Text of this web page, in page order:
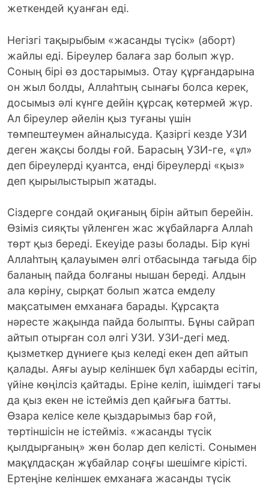
жеткендей қуанған еді.
Негізгі тақырыбым «жасанды түсік» (аборт)
жайлы еді. Біреулер балаға зар болып жүр.
Соның бірі өз достарымыз. Отау құрғандарына
он жыл болды, Аллаһтың сынағы болса керек,
досымыз әлі күнге дейін құрсақ көтермей жүр.
Ал біреулер әйелін қыз туғаны үшін
төмпештеумен айналысуда. Қазіргі кезде УЗИ
деген жақсы болды ғой. Барасың УЗИ-ге, «ұл»
деп біреулерді қуантса, енді біреулерді «қыз»
деп қырылыстырып жатады.
Сіздерге сондай оқиғаның бірін айтып берейін.
Өзіміз сияқты үйленген жас жұбайларға Аллаһ
төрт қыз береді. Екеуіде разы болады. Бір күні
Аллаһтың қалауымен әлгі отбасында тағыда бір
баланың пайда болғаны нышан береді. Алдын
ала көріну, сырқат болып жатса емделу
мақсатымен емханаға барады. Құрсақта
нәресте жақында пайда болыпты. Бұны сайрап
айтып отырған сол әлгі УЗИ. УЗИ-дегі мед.
қызметкер дүниеге қыз келеді екен деп айтып
қалады. Аяғы ауыр келіншек бұл хабарды есітіп,
үйіне көңілсіз қайтады. Еріне келіп, ішімдегі тағы
да қыз екен не істейміз деп қайғыға батты.
Өзара келісе келе қыздарымыз бар ғой,
төртіншісін не істейміз. «жасанды түсік
қылдырғаның» жөн болар деп келісті. Сонымен
мақұлдасқан жұбайлар соңғы шешімге кірісті.
Ертеңіне келіншек емханаға жасанды түсік